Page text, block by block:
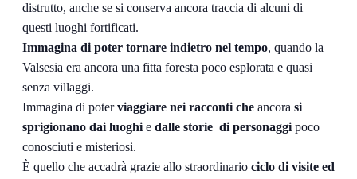
distrutto, anche se si conserva ancora traccia di alcuni di
questi luoghi fortificati.
Immagina di poter tornare indietro nel tempo, quando la
Valsesia era ancora una fitta foresta poco esplorata e quasi
senza villaggi.
Immagina di poterviaggiare nei racconti che ancora si
sprigionano dai luoghi e dalle storie di personaggi poco
conosciuti e misteriosi.
È quello che accadrà grazie allo straordinario ciclo di visite ed